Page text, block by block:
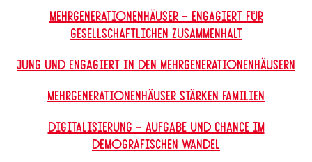
Mehrgenerationenhäuser – engagiert für
gesellschaftlichen Zusammenhalt
Jung und engagiert in den Mehrgenerationenhäusern
Mehrgenerationenhäuser stärken Familien
Digitalisierung – Aufgabe und Chance im
demografischen Wandel